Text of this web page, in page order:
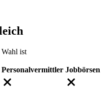
ist
Personalvermittler Jobbörsen